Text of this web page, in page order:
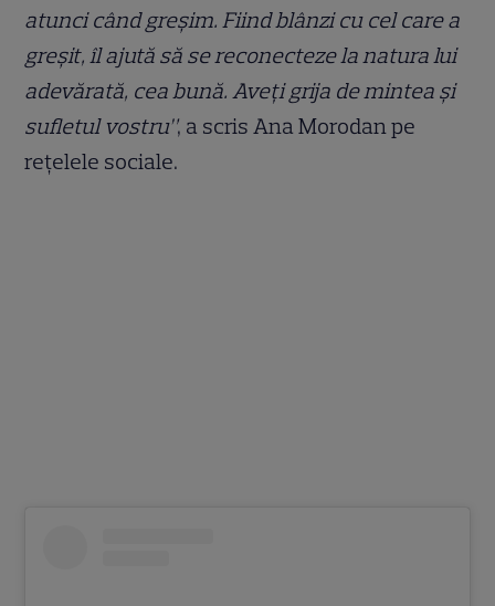
atunci când greșim. Fiind blânzi cu cel care a
greșit, îl ajută să se reconecteze la natura lui
adevărată, cea bună. Aveți grija de mintea și
sufletul vostru”, a scris Ana Morodan pe
rețelele sociale.